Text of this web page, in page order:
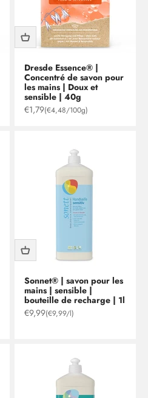
Dresde Essence® |
Concentré de savon pour
les mains | Doux et
sensible | 40g
Prix de vente
€1,79(€4,48/100g)
Sonnet® | savon pour les
mains | sensible |
bouteille de recharge | 1l
Prix de vente
€9,99(€9,99/l)